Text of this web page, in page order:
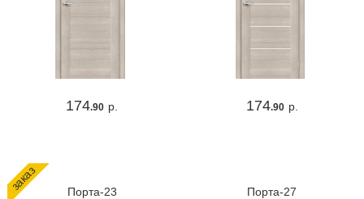
174.90 р. 174.90 р.
заказ Порта-23 Порта-27